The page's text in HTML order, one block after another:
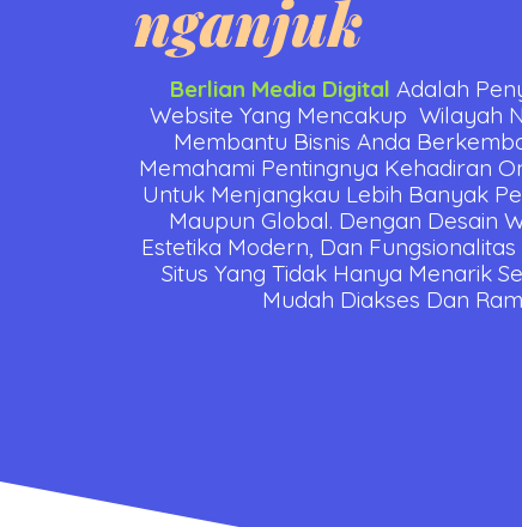
nganjuk
Berlian Media Digital Adalah
Website Yang Mencakup Wilayah
Membantu Bisnis Anda
Memahami Pentingnya Kehadiran
Untuk Menjangkau Lebih Banyak
Maupun Global. Dengan Desain
Estetika Modern, Dan
Situs Yang Tidak Hanya Menarik
Mudah Diakses Dan